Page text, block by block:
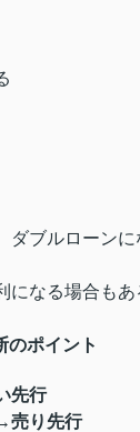
ダブルローン
になる場合もあ
のポイント
先行
売り先行